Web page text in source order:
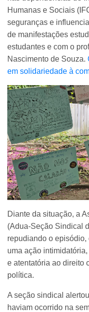
Humanas e Sociais
seguranças e
de manifestações
estudantes e com o
Nascimento de Souza.
em solidariedade à
Diante da situação, a
(Adua-Seção Sindical
repudiando o
uma ação
e atentatória ao direito
política.
A seção sindical
haviam ocorrido na